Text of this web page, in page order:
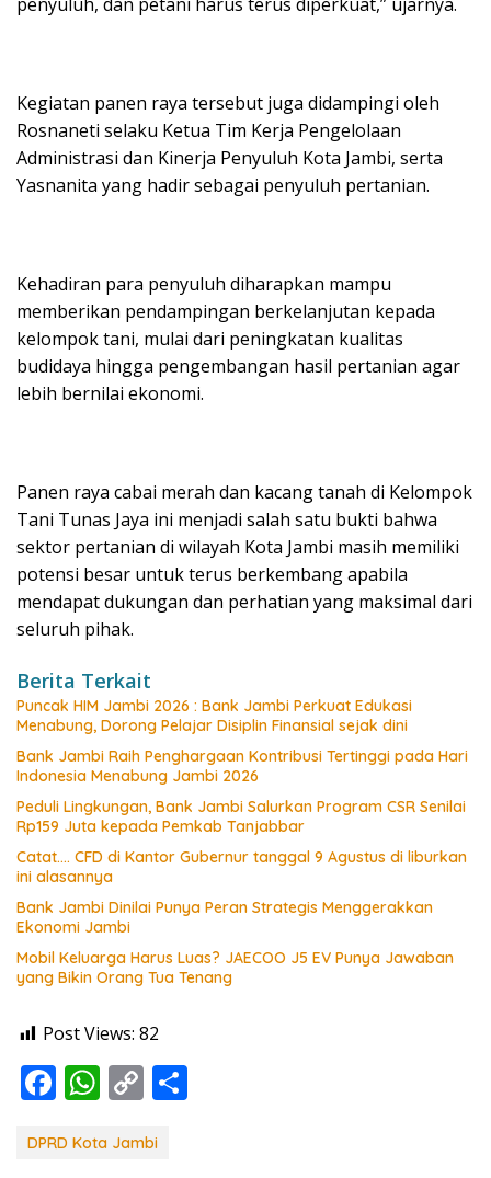
Kegiatan panen raya tersebut juga didampingi oleh
Rosnaneti selaku Ketua Tim Kerja Pengelolaan
Administrasi dan Kinerja Penyuluh Kota Jambi, serta
Yasnanita yang hadir sebagai penyuluh pertanian.
Kehadiran para penyuluh diharapkan mampu
memberikan pendampingan berkelanjutan kepada
kelompok tani, mulai dari peningkatan kualitas
budidaya hingga pengembangan hasil pertanian agar
lebih bernilai ekonomi.
Panen raya cabai merah dan kacang tanah di Kelompok
Tani Tunas Jaya ini menjadi salah satu bukti bahwa
sektor pertanian di wilayah Kota Jambi masih memiliki
potensi besar untuk terus berkembang apabila
mendapat dukungan dan perhatian yang maksimal dari
seluruh pihak.
Berita Terkait
Puncak HIM Jambi 2026 : Bank Jambi Perkuat Edukasi
Menabung, Dorong Pelajar Disiplin Finansial sejak dini
Bank Jambi Raih Penghargaan Kontribusi Tertinggi pada Hari
Indonesia Menabung Jambi 2026
Peduli Lingkungan, Bank Jambi Salurkan Program CSR Senilai
Rp159 Juta kepada Pemkab Tanjabbar
Catat…. CFD di Kantor Gubernur tanggal 9 Agustus di liburkan
ini alasannya
Bank Jambi Dinilai Punya Peran Strategis Menggerakkan
Ekonomi Jambi
Mobil Keluarga Harus Luas? JAECOO J5 EV Punya Jawaban
yang Bikin Orang Tua Tenang
Post Views: 82
F
e
W
at
C
p
DPRD Kota Jambi